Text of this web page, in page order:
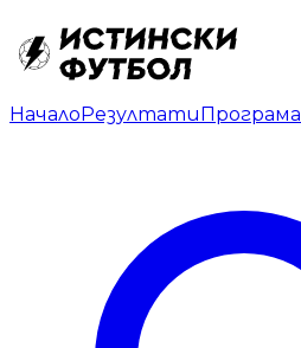
НачалоРезултатиПрограма